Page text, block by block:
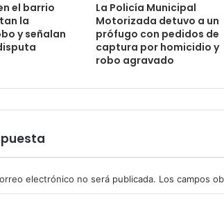
el barrio
la
y señalan
La Policía Municipal
Motorizada detuvo a un
prófugo con pedidos de
captura por homicidio y
robo agravado
electrónico no será publicada. Los campos